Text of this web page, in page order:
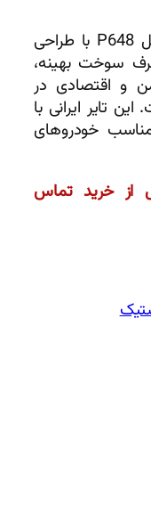
لاستیک بارز سایز 185/65R14 گل P648 با طراحی
سوخت بهینه،
و اقتصادی در
تایر ایرانی با
خودروهای
از خرید تماس